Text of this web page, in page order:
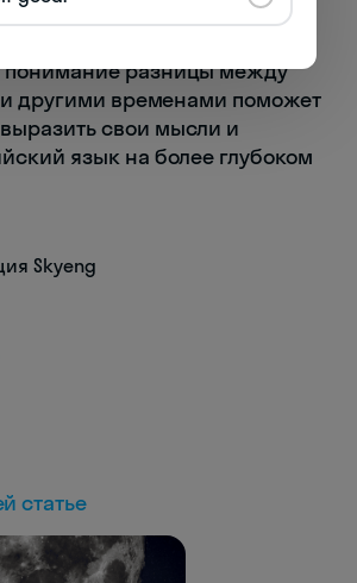
понимание разницы между
другими временами поможет
свои мысли и
язык на более глубоком
Skyeng
статье